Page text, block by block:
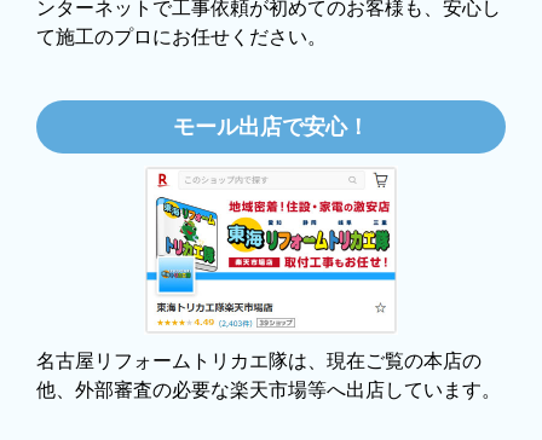
期】2025年11月頃（モバイルから）
価格.comで最安値だったから。
【注文からどのくらいで届きましたか？】
3日程で届きました。発送作業が早かったです。
【その他感想・コメント】
大手ネットショップよりも結構安いところで買うのは不
安でしたが、発送もかなり早くて、梱包も丁寧でした。
良いショップだと思います。
ンターネットで工事依頼が初めてのお客様も、安心し
て施工のプロにお任せください。
モール出店で安心！
名古屋リフォームトリカエ隊は、現在ご覧の本店の
他、外部審査の必要な楽天市場等へ出店しています。